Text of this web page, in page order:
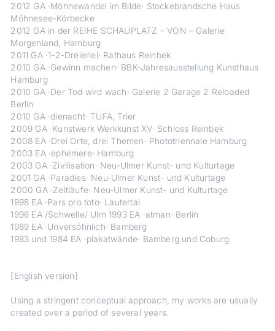
2012 GA ·Möhnewandel im Bilde· Stockebrandsche Haus
Möhnesee-Körbecke
2012 GA in der REIHE SCHAUPLATZ – VON – Galerie
Morgenland, Hamburg
2011 GA ·1-2-Dreierlei· Rathaus Reinbek
2010 GA ·Gewinn machen· BBK-Jahresausstellung Kunsthaus
Hamburg
2010 GA ·Der Tod wird wach· Galerie 2 Garage 2 Reloaded
Berlin
2010 GA ·dienacht· TUFA, Trier
2009 GA ·Kunstwerk Werkkunst XV· Schloss Reinbek
2008 EA ·Drei Orte, drei Themen· Phototriennale Hamburg
2003 EA ·ephemere· Hamburg
2003 GA ·Zivilisation· Neu-Ulmer Kunst- und Kulturtage
2001 GA ·Paradies· Neu-Ulmer Kunst- und Kulturtage
2000 GA ·Zeitläufe· Neu-Ulmer Kunst- und Kulturtage
1998 EA ·Pars pro toto· Lautertal
1996 EA /Schwelle/ Ulm 1993 EA ·atman· Berlin
1989 EA ·Unversöhnlich· Bamberg
1983 und 1984 EA ·plakatwände· Bamberg und Coburg
[English version]
Using a stringent conceptual approach, my works are usually
created over a period of several years.